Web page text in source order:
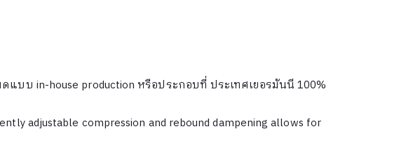
ดแบบ in-house production หรือประกอบที่ ประเทศเยอรมันนี 100%
adjustable compression and rebound dampening allows for